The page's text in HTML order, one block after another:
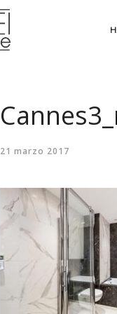
21 marzo 2017